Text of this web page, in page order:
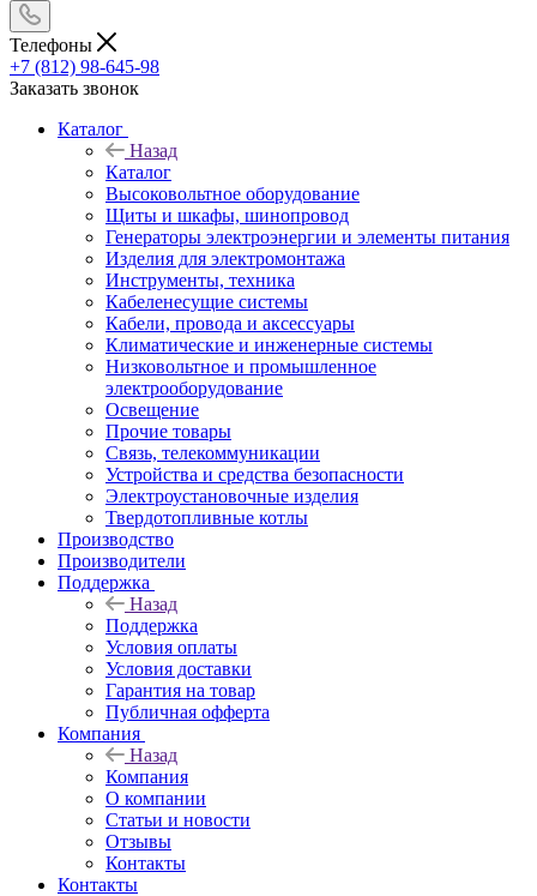
Телефоны
+7 (812) 98-645-98
Заказать звонок
Каталог
Назад
Каталог
Высоковольтное оборудование
Щиты и шкафы, шинопровод
Генераторы электроэнергии и элементы питания
Изделия для электромонтажа
Инструменты, техника
Кабеленесущие системы
Кабели, провода и аксессуары
Климатические и инженерные системы
Низковольтное и промышленное
электрооборудование
Освещение
Прочие товары
Связь, телекоммуникации
Устройства и средства безопасности
Электроустановочные изделия
Твердотопливные котлы
Производство
Производители
Поддержка
Назад
Поддержка
Условия оплаты
Условия доставки
Гарантия на товар
Публичная офферта
Компания
Назад
Компания
О компании
Статьи и новости
Отзывы
Контакты
Контакты